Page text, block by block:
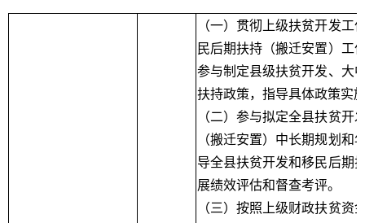
（一）贯彻上级扶贫开发工
民后期扶持（搬迁安置）工
参与制定县级扶贫开发、大
扶持政策，指导具体政策实
（二）参与拟定全县扶贫开
（搬迁安置）中长期规划和
导全县扶贫开发和移民后期
展绩效评估和督查考评。
（三）按照上级财政扶贫资